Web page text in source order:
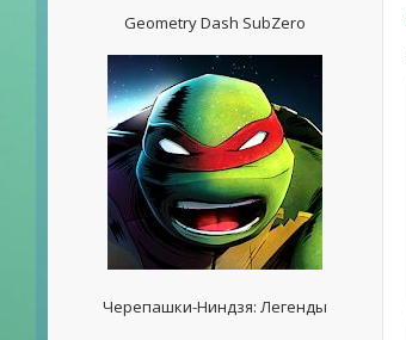
Geometry Dash SubZero
Черепашки-Ниндзя: Легенды